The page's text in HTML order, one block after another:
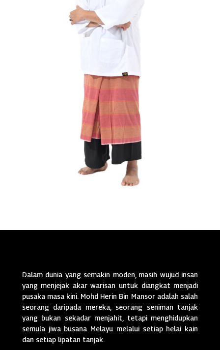
Dalam dunia yang semakin moden, masih wujud insan
yang menjejak akar warisan untuk diangkat menjadi
pusaka masa kini. Mohd Herin Bin Mansor adalah salah
seorang daripada mereka, seorang seniman tanjak
yang bukan sekadar menjahit, tetapi menghidupkan
semula jiwa busana Melayu melalui setiap helai kain
dan setiap lipatan tanjak.